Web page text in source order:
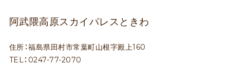
阿武隈高原スカイパレスときわ
住所：福島県田村市常葉町山根字殿上160
TEL：0247-77-2070